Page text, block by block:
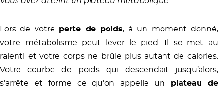
Lors de votre perte de poids, à un moment donné,
votre métabolisme peut lever le pied. Il se met au
ralenti et votre corps ne brûle plus autant de calories.
Votre courbe de poids qui descendait jusqu’alors,
s’arrête et forme ce qu’on appelle un plateau de